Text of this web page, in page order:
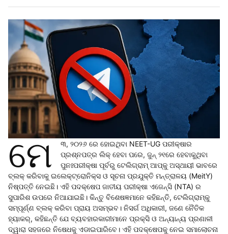
ମେ
୩, ୨୦୨୬ ରେ ହୋଇଥିବା NEET-UG ପରୀକ୍ଷାର
ପ୍ରଶ୍ନପତ୍ର ଲିକ୍ ହେବା ପରେ, ଜୁନ୍ ୨୧ରେ ହେବାକୁଥିବା
ପୁନଃପରୀକ୍ଷା ପୂର୍ବରୁ ଟେଲିଗ୍ରାମ୍ ଆପ୍‌କୁ ଅସ୍ଥାୟୀ ଭାବରେ
ବ୍ଲକ୍ କରିବାକୁ ଇଲେକ୍ଟ୍ରୋନିକ୍ସ ଓ ସୂଚନା ପ୍ରଯୁକ୍ତି ମନ୍ତ୍ରାଳୟ (MeitY)
ନିଷ୍ପତ୍ତି ନେଇଛି। ଏହି ପଦକ୍ଷେପ ଜାତୀୟ ପରୀକ୍ଷା ଏଜେନ୍ସି (NTA) ର
ସୁପାରିଶ ଉପରେ ନିଆଯାଇଛି। କିନ୍ତୁ ବିଶେଷଜ୍ଞମାନେ କହିଛନ୍ତି, ଟେଲିଗ୍ରାମ୍‌କୁ
ସମ୍ପୂର୍ଣ୍ଣ ବ୍ଲକ୍ କରିବା ପ୍ରାୟ ଅସମ୍ଭବ। ନିସର୍ଗ ଅଧିକାରୀ, ଜଣେ ନୈତିକ
ହ୍ୟାକର୍, କହିଛନ୍ତି ଯେ ବ୍ୟବହାରକାରୀମାନେ ପ୍ରକ୍ସି ଓ ଅନ୍ୟାନ୍ୟ ପ୍ରଣାଳୀ
ଦ୍ୱାରା ସହଜରେ ନିଷେଧକୁ ଏଡାଇପାରିବେ। ଏହି ପଦକ୍ଷେପକୁ ନେଇ ସମାଲୋଚନା